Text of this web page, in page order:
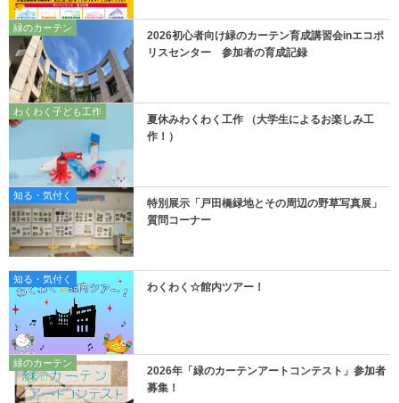
緑のカーテン
2026初心者向け緑のカーテン育成講習会inエコポ
リスセンター 参加者の育成記録
わくわく子ども工作
夏休みわくわく工作 （大学生によるお楽しみ工
作！）
知る・気付く
特別展示「戸田橋緑地とその周辺の野草写真展」
質問コーナー
知る・気付く
わくわく☆館内ツアー！
緑のカーテン
2026年「緑のカーテンアートコンテスト」参加者
募集！